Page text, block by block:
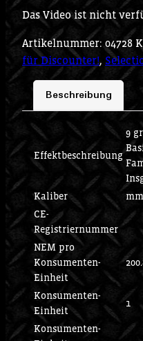
Das Video ist nicht
Artikelnummer: 04728
für Discounter!,
Beschreibung
Effektbeschreibung
9
Kaliber
CE-
Registriernummer
NEM pro
Konsumenten-
Einheit
Konsumenten-
Einheit
1
Konsumenten-